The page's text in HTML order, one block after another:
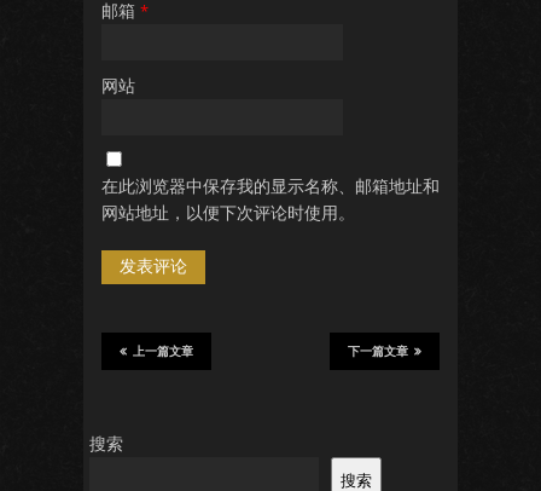
邮箱 *
网站
在此浏览器中保存我的显示名称、邮箱地址和
网站地址，以便下次评论时使用。
下一篇文章
上一篇文章
搜索
搜索